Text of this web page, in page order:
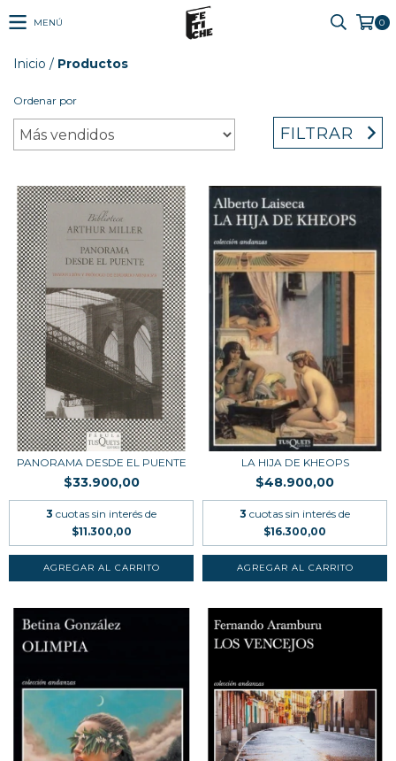
MENÚ 0
Inicio / Productos
Ordenar por
FILTRAR
PANORAMA DESDE EL PUENTE
$33.900,00
3 cuotas sin interés de
$11.300,00
LA HIJA DE KHEOPS
$48.900,00
3 cuotas sin interés de
$16.300,00